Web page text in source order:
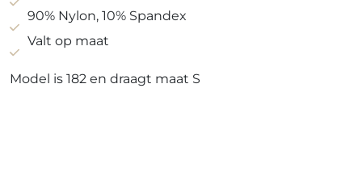
90% Nylon, 10% Spandex
Valt op maat
Model is 182 en draagt maat S